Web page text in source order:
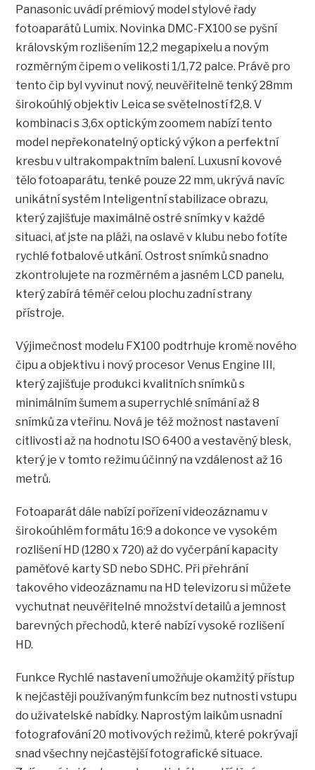
Panasonic uvádí prémiový model stylové řady
fotoaparátů Lumix. Novinka DMC-FX100 se pyšní
královským rozlišením 12,2 megapixelu a novým
rozměrným čipem o velikosti 1/1,72 palce. Právě pro
tento čip byl vyvinut nový, neuvěřitelně tenký 28mm
širokoúhlý objektiv Leica se světelností f2,8. V
kombinaci s 3,6x optickým zoomem nabízí tento
model nepřekonatelný optický výkon a perfektní
kresbu v ultrakompaktním balení. Luxusní kovové
tělo fotoaparátu, tenké pouze 22 mm, ukrývá navíc
unikátní systém Inteligentní stabilizace obrazu,
který zajišťuje maximálně ostré snímky v každé
situaci, ať jste na pláži, na oslavě v klubu nebo fotíte
rychlé fotbalové utkání. Ostrost snímků snadno
zkontrolujete na rozměrném a jasném LCD panelu,
který zabírá téměř celou plochu zadní strany
přístroje.
Výjimečnost modelu FX100 podtrhuje kromě nového
čipu a objektivu i nový procesor Venus Engine III,
který zajišťuje produkci kvalitních snímků s
minimálním šumem a superrychlé snímání až 8
snímků za vteřinu. Nová je též možnost nastavení
citlivosti až na hodnotu ISO 6400 a vestavěný blesk,
který je v tomto režimu účinný na vzdálenost až 16
metrů.
Fotoaparát dále nabízí pořízení videozáznamu v
širokoúhlém formátu 16:9 a dokonce ve vysokém
rozlišení HD (1280 x 720) až do vyčerpání kapacity
paměťové karty SD nebo SDHC. Při přehrání
takového videozáznamu na HD televizoru si můžete
vychutnat neuvěřitelné množství detailů a jemnost
barevných přechodů, které nabízí vysoké rozlišení
HD.
Funkce Rychlé nastavení umožňuje okamžitý přístup
k nejčastěji používaným funkcím bez nutnosti vstupu
do uživatelské nabídky. Naprostým laikům usnadní
fotografování 20 motivových režimů, které pokrývají
snad všechny nejčastější fotografické situace.